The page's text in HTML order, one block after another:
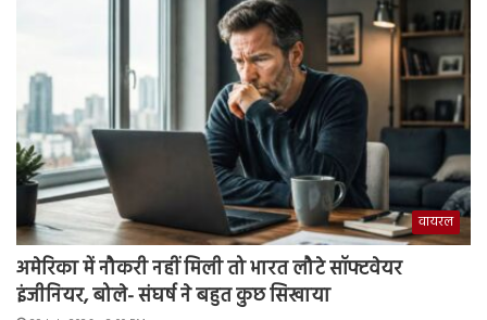
वायरल
अमेरिका में नौकरी नहीं मिली तो भारत लौटे सॉफ्टवेयर
इंजीनियर, बोले- संघर्ष ने बहुत कुछ सिखाया